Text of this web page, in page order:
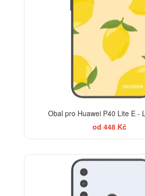
Obal pro Huawei P40 Lite E -
od 448 Kč